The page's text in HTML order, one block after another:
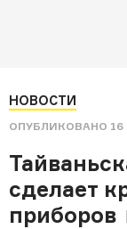
НОВОСТИ
ОПУБЛИКОВАНО 16
сделает
приборов